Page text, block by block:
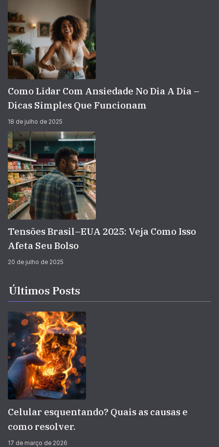
Como Lidar Com Ansiedade No Dia A Dia –
Dicas Simples Que Funcionam
18 de julho de 2025
Tensões Brasil–EUA 2025: Veja Como Isso
Afeta Seu Bolso
20 de julho de 2025
Últimos Posts
Celular esquentando? Quais as causas e
como resolver.
17 de março de 2026